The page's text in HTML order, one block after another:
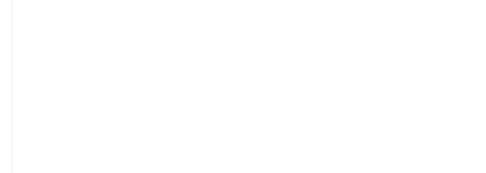
Terbaik Selangkah ke Stasiun Universitas